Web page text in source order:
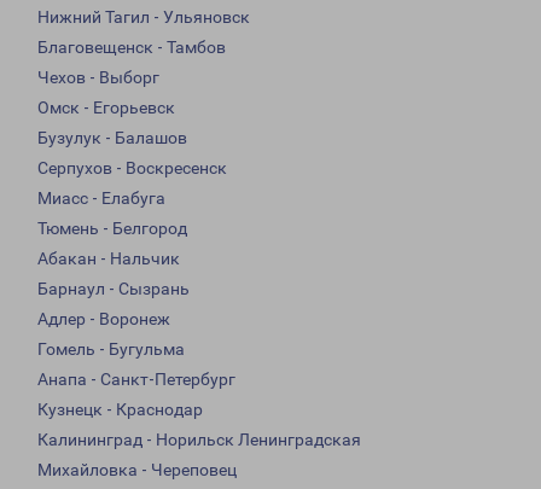
Нижний Тагил - Ульяновск
Благовещенск - Тамбов
Чехов - Выборг
Омск - Егорьевск
Бузулук - Балашов
Серпухов - Воскресенск
Миасс - Елабуга
Тюмень - Белгород
Абакан - Нальчик
Барнаул - Сызрань
Адлер - Воронеж
Гомель - Бугульма
Анапа - Санкт-Петербург
Кузнецк - Краснодар
Калининград - Норильск Ленинградская
Михайловка - Череповец